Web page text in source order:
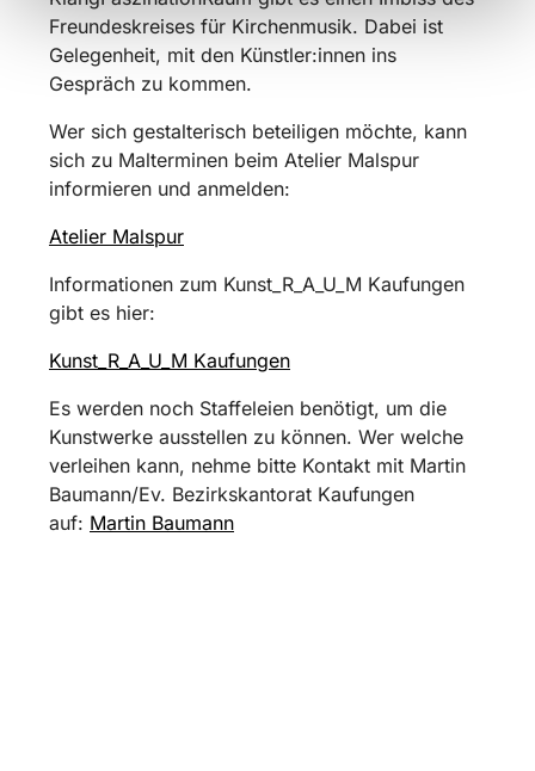
Freundeskreises für Kirchenmusik. Dabei ist
Gelegenheit, mit den Künstler:innen ins
Gespräch zu kommen.
Wer sich gestalterisch beteiligen möchte, kann
sich zu Malterminen beim Atelier Malspur
informieren und anmelden:
Atelier Malspur
Informationen zum Kunst_R_A_U_M Kaufungen
gibt es hier:
Kunst_R_A_U_M Kaufungen
Es werden noch Staffeleien benötigt, um die
Kunstwerke ausstellen zu können. Wer welche
verleihen kann, nehme bitte Kontakt mit Martin
Baumann/Ev. Bezirkskantorat Kaufungen
auf: Martin Baumann